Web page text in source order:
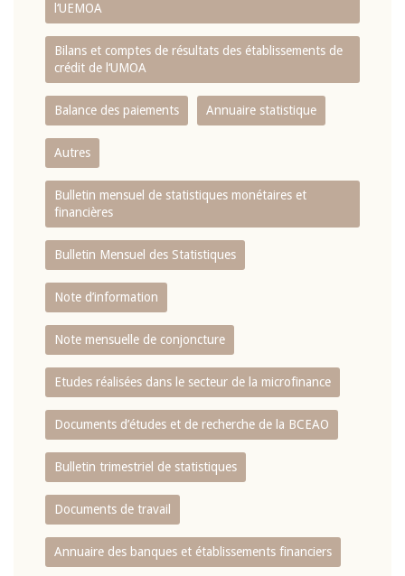
l‘UEMOA
Bilans et comptes de résultats des établissements de
crédit de l‘UMOA
Balance des paiements Annuaire statistique
Autres
Bulletin mensuel de statistiques monétaires et
financières
Bulletin Mensuel des Statistiques
Note d’information
Note mensuelle de conjoncture
Etudes réalisées dans le secteur de la microfinance
Documents d’études et de recherche de la BCEAO
Bulletin trimestriel de statistiques
Documents de travail
Annuaire des banques et établissements financiers